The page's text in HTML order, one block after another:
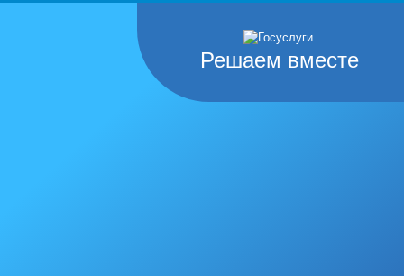
Решаем вместе